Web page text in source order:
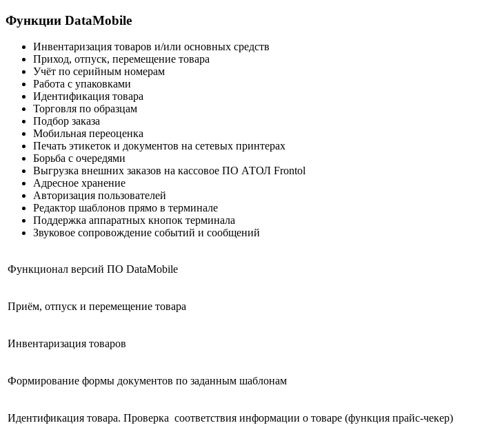
Функции DataMobile
Инвентаризация товаров и/или основных средств
Приход, отпуск, перемещение товара
Учёт по серийным номерам
Работа с упаковками
Идентификация товара
Торговля по образцам
Подбор заказа
Мобильная переоценка
Печать этикеток и документов на сетевых принтерах
Борьба с очередями
Выгрузка внешних заказов на кассовое ПО АТОЛ Frontol
Адресное хранение
Авторизация пользователей
Редактор шаблонов прямо в терминале
Поддержка аппаратных кнопок терминала
Звуковое сопровождение событий и сообщений
Функционал версий ПО DataMobile
Приём, отпуск и перемещение товара
Инвентаризация товаров
Формирование формы документов по заданным шаблонам
Идентификация товара. Проверка соответствия информации о товаре (функция прайс-чекер)